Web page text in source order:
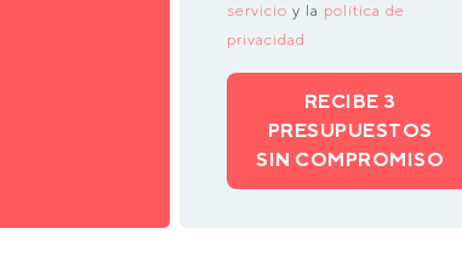
servicio y la política de
privacidad
RECIBE 3
PRESUPUESTOS
SIN COMPROMISO